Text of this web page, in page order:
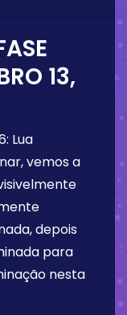
13,
: Lua
vemos a
depois
para
nesta